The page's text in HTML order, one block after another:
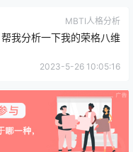
MBTI人格分析
帮我分析一下我的荣格八维
2023-5-26 10:05:16